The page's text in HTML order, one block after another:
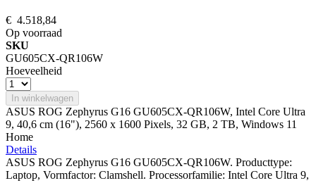
€ 4.518,84
Op voorraad
SKU
GU605CX-QR106W
Hoeveelheid
In winkelwagen
ASUS ROG Zephyrus G16 GU605CX-QR106W, Intel Core Ultra
9, 40,6 cm (16"), 2560 x 1600 Pixels, 32 GB, 2 TB, Windows 11
Home
Details
ASUS ROG Zephyrus G16 GU605CX-QR106W. Producttype:
Laptop, Vormfactor: Clamshell. Processorfamilie: Intel Core Ultra 9,